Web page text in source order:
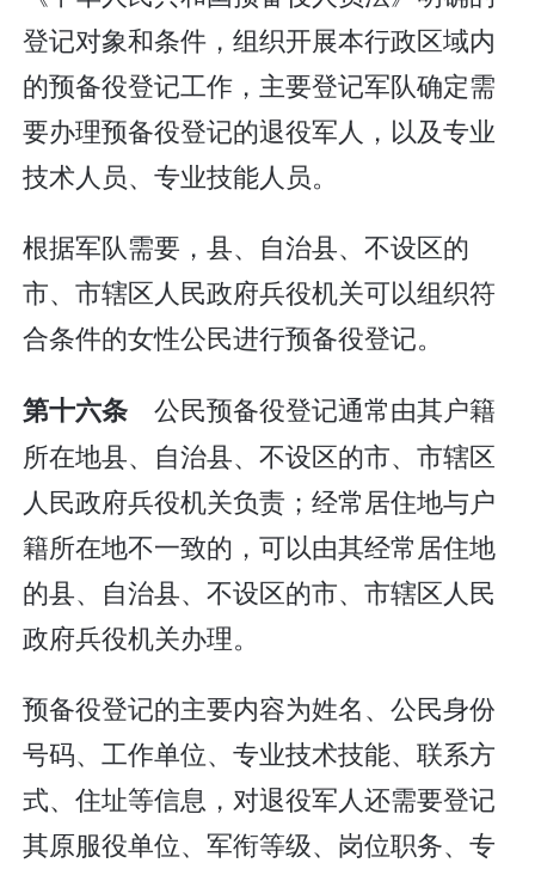
登记对象和条件，组织开展本行政区域内
的预备役登记工作，主要登记军队确定需
要办理预备役登记的退役军人，以及专业
技术人员、专业技能人员。
根据军队需要，县、自治县、不设区的
市、市辖区人民政府兵役机关可以组织符
合条件的女性公民进行预备役登记。
第十六条公民预备役登记通常由其户籍
所在地县、自治县、不设区的市、市辖区
人民政府兵役机关负责；经常居住地与户
籍所在地不一致的，可以由其经常居住地
的县、自治县、不设区的市、市辖区人民
政府兵役机关办理。
预备役登记的主要内容为姓名、公民身份
号码、工作单位、专业技术技能、联系方
式、住址等信息，对退役军人还需要登记
其原服役单位、军衔等级、岗位职务、专